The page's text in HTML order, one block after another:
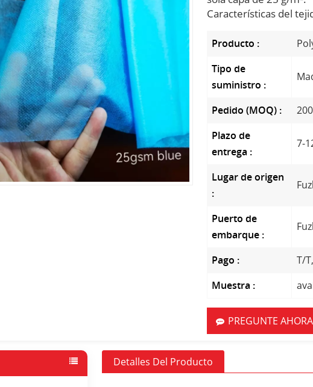
Características del
Producto :
Tipo de
suministro :
Pedido (MOQ) :
Plazo de
entrega :
7-
Lugar de origen
:
Puerto de
embarque :
Pago :
T/
Muestra :
PREGUNTE AHORA
Detalles Del Producto